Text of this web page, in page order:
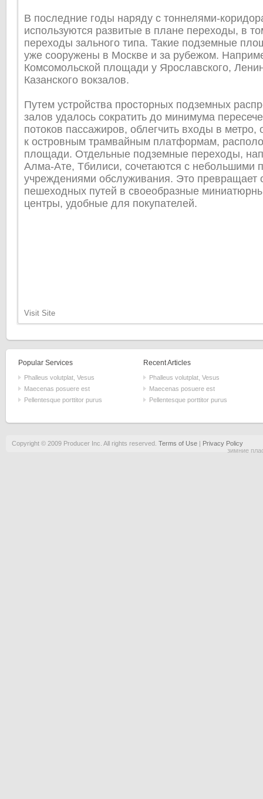
В последние годы наряду с тоннелями-
используются развитые в плане переходы, в
переходы зального типа. Такие подземные
уже сооружены в Москве и за рубежом.
Комсомольской площади у Ярославского,
Казанского вокзалов.
Путем устройства просторных подземных
залов удалось сократить до минимума
потоков пассажиров, облегчить входы в метро,
к островным трамвайным платформам,
площади. Отдельные подземные переходы,
Алма-Ате, Тбилиси, сочетаются с небольшими
учреждениями обслуживания. Это превращает
пешеходных путей в своеобразные
центры, удобные для покупателей.
Visit Site
Popular Services
Phalleus volutplat, Vesus
Maecenas posuere est
Pellentesque porttitor purus
Recent Articles
Phalleus volutplat, Vesus
Maecenas posuere est
Pellentesque porttitor purus
Copyright © 2009 Producer Inc. All rights reserved. Terms of Use| Privacy Policy
зимние